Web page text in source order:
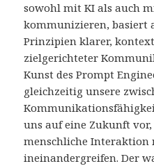
sowohl mit KI als auch
kommunizieren, basiert
Prinzipien klarer,
zielgerichteter
Kunst des Prompt
gleichzeitig unsere
uns auf eine Zukunft
menschliche Interaktion
ineinandergreifen. Der